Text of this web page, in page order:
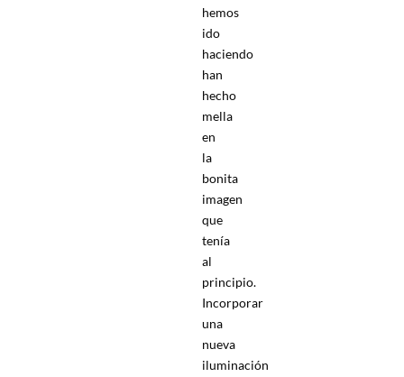
hemos
ido
haciendo
han
hecho
mella
en
la
bonita
imagen
que
tenía
al
principio.
Incorporar
una
nueva
iluminación